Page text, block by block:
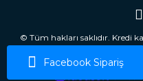
Facebook Sipariş
© Tüm hakları saklıdır. Kredi